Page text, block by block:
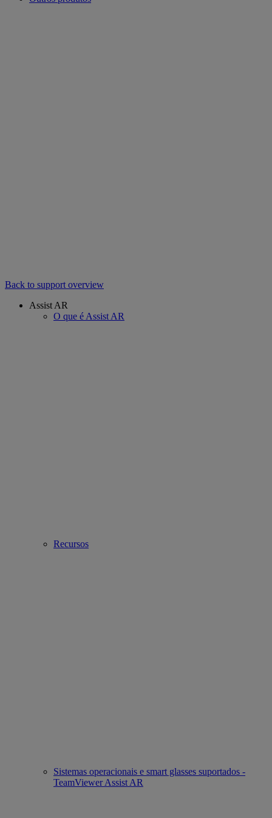
Back to support overview
Assist AR
O que é Assist AR
Recursos
Sistemas operacionais e smart glasses suportados -
TeamViewer Assist AR